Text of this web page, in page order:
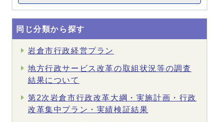
同じ分類から探す
岩倉市行政経営プラン
地方行政サービス改革の取組状況等の調査
結果について
第2次岩倉市行政改革大綱・実施計画・行政
改革集中プラン・実績検証結果